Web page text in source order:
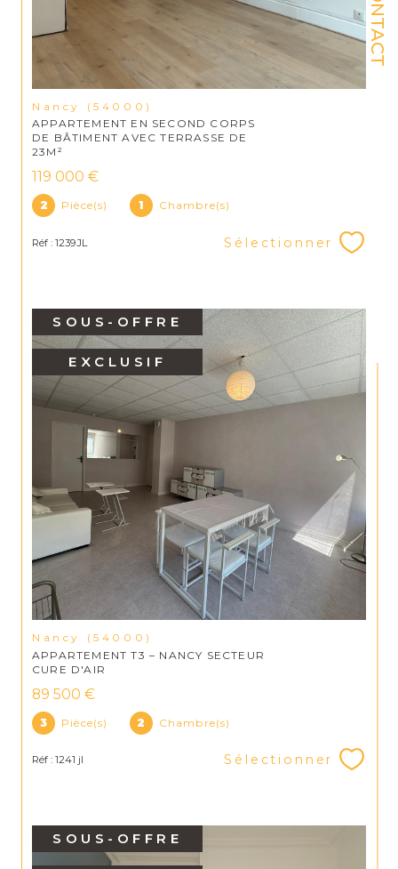
CONTACT
Nancy (54000)
APPARTEMENT EN SECOND CORPS
DE BÂTIMENT AVEC TERRASSE DE
23M²
119 000 €
2 Pièce(s) 1 Chambre(s)
Réf : 1239JL Sélectionner
SOUS-OFFRE
EXCLUSIF
Nancy (54000)
APPARTEMENT T3 – NANCY SECTEUR
CURE D'AIR
89 500 €
3 Pièce(s) 2 Chambre(s)
Réf : 1241 jl Sélectionner
SOUS-OFFRE